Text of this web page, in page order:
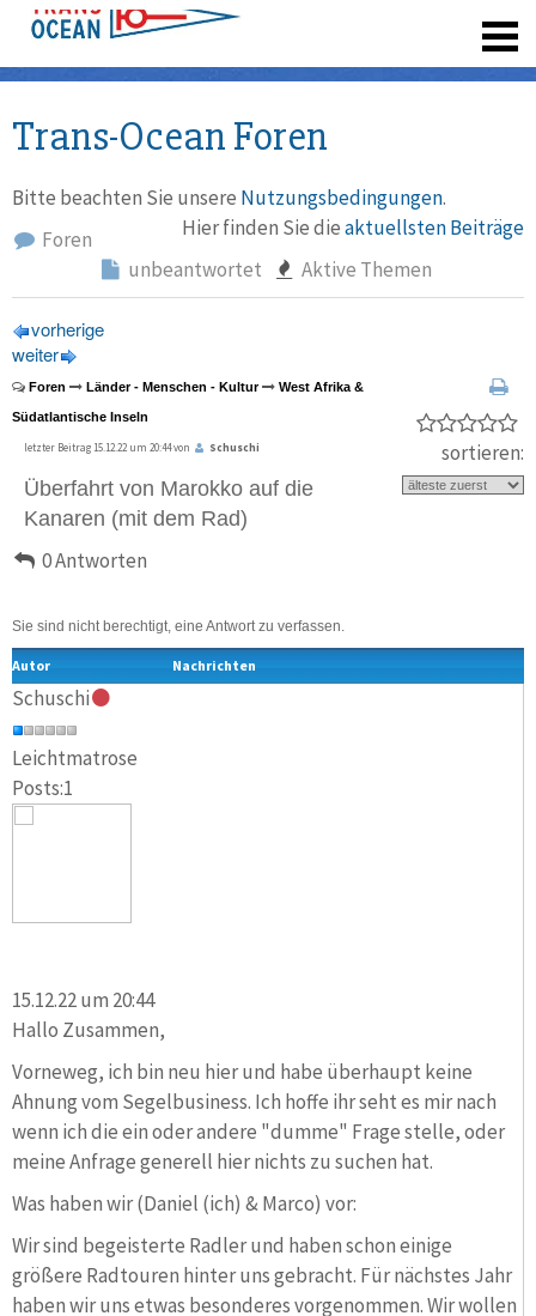
Trans-Ocean Foren
Bitte beachten Sie unsere Nutzungsbedingungen.
Hier finden Sie dieaktuellsten Beiträge
Foren
unbeantwortet
Aktive Themen
vorherige
weiter
Foren Länder - Menschen - Kultur West Afrika &
Südatlantische Inseln
letzter Beitrag 15.12.22 um 20:44 von Schuschi
Überfahrt von Marokko auf die
Kanaren (mit dem Rad)
0 Antworten
sortieren:
Sie sind nicht berechtigt, eine Antwort zu verfassen.
Autor Nachrichten
Schuschi
Leichtmatrose
Posts:1
15.12.22 um 20:44
Hallo Zusammen,
Vorneweg, ich bin neu hier und habe überhaupt keine
Ahnung vom Segelbusiness. Ich hoffe ihr seht es mir nach
wenn ich die ein oder andere "dumme" Frage stelle, oder
meine Anfrage generell hier nichts zu suchen hat.
Was haben wir (Daniel (ich) & Marco) vor:
Wir sind begeisterte Radler und haben schon einige
größere Radtouren hinter uns gebracht. Für nächstes Jahr
haben wir uns etwas besonderes vorgenommen. Wir wollen